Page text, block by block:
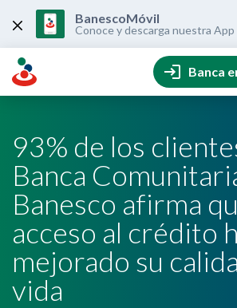
content
BanescoMóvil
Conoce y descarga nuestra App
Banca
93% de los
Banca
Banesco afirma
acceso al crédito
mejorado su
vida